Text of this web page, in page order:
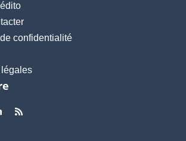
confidentialité